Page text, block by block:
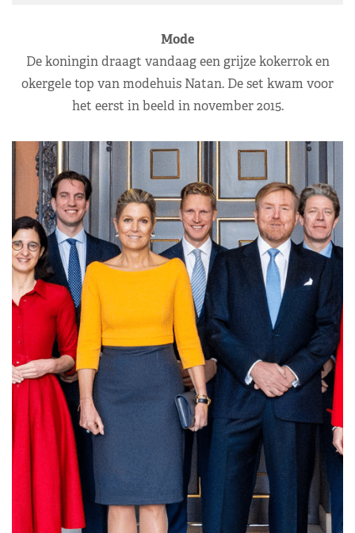
Mode
De koningin draagt vandaag een grijze kokerrok en
okergele top van modehuis Natan. De set kwam voor
het eerst in beeld in november 2015.